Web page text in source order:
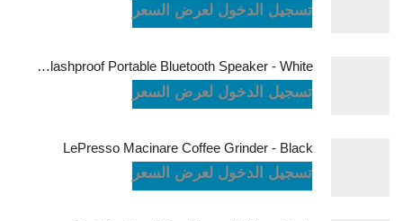
تسجيل الدخول لعرض السعر
JBL Charge6 Splashproof Portable Bluetooth Speaker - White
تسجيل الدخول لعرض السعر
LePresso Macinare Coffee Grinder - Black
تسجيل الدخول لعرض السعر